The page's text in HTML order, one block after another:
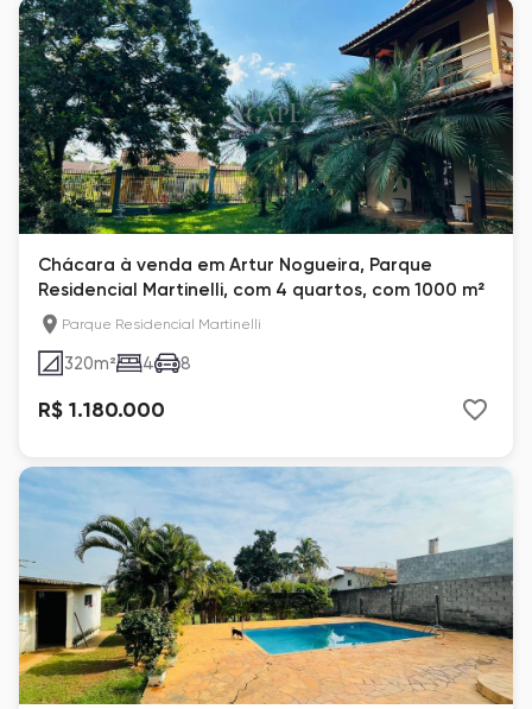
Chácara à venda em Artur Nogueira, Parque
Residencial Martinelli, com 4 quartos, com 1000 m²
Parque Residencial Martinelli
320m² 4 8
R$ 1.180.000